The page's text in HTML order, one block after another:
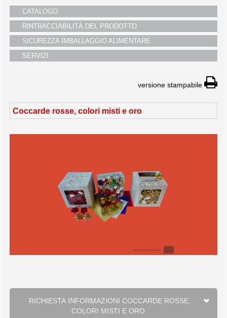
CATALOGO
RINTRACCIABILITÀ DEL PRODOTTO
SICUREZZA IMBALLAGGIO ALIMENTARE
SERVIZI
versione stampabile
Coccarde rosse, colori misti e oro
RICHIESTA INFORMAZIONI COCCARDE ROSSE,
COLORI MISTI E ORO